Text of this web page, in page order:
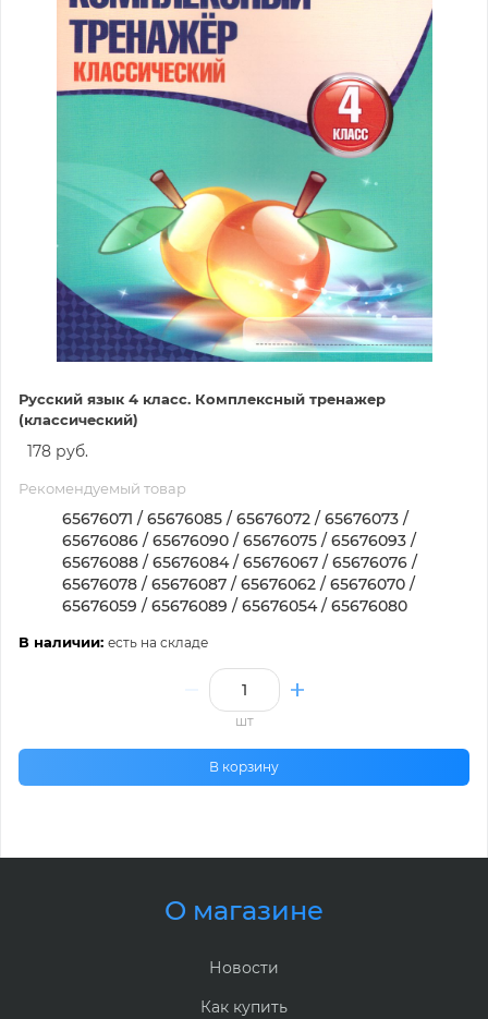
Русский язык 4 класс. Комплексный тренажер
(классический)
178 руб.
Рекомендуемый товар
65676071 / 65676085 / 65676072 / 65676073 /
65676086 / 65676090 / 65676075 / 65676093 /
65676088 / 65676084 / 65676067 / 65676076 /
65676078 / 65676087 / 65676062 / 65676070 /
65676059 / 65676089 / 65676054 / 65676080
В наличии: есть на складе
шт
В корзину
О магазине
Новости
Как купить